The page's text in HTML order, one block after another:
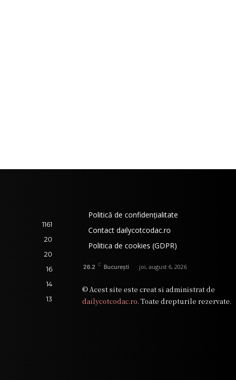
1161
20
20
16
14
13
Politică de confidențialitate
Contact dailycotcodac.ro
Politica de cookies (GDPR)
26.2 C București joi, august 6, 2026
© Acest site este creat si administrat de
dailycotcodac.ro. Toate drepturile rezervate.